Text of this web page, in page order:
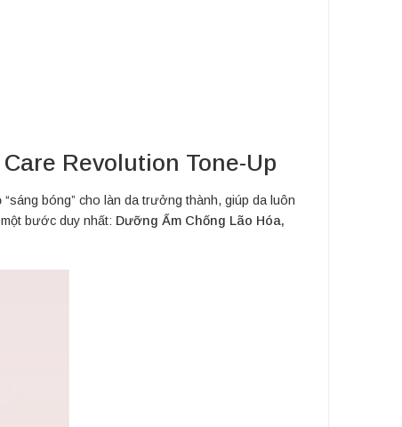
Revolution Tone-Up
bóng” cho làn da trưởng thành, giúp da luôn
bước duy nhất: Dưỡng Ẩm Chống Lão Hóa,